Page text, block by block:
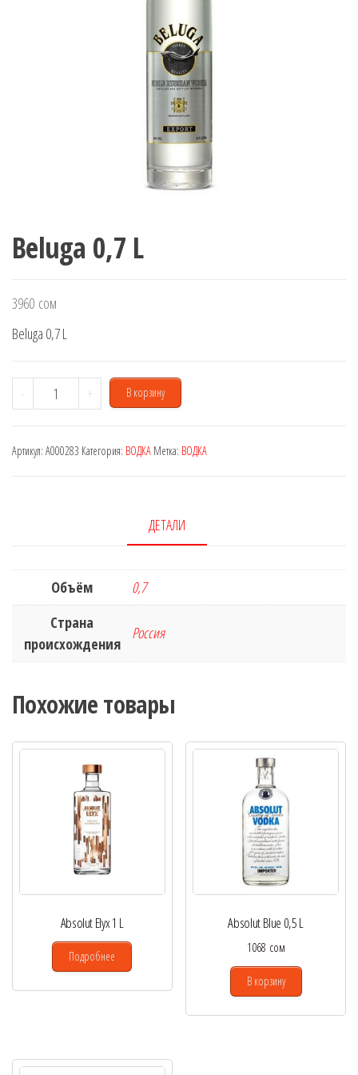
Beluga 0,7 L
3960 сом
Beluga 0,7 L
-
Количество
товара
0,7
+ В корзину
Артикул: A000283 Категория: ВОДКА Метка: ВОДКА
ДЕТАЛИ
Объём
0,7
Страна
происхождения
Россия
Похожие товары
Absolut Elyx 1 L
Подробнее
Absolut Blue 0,5 L
1068 сом
В корзину